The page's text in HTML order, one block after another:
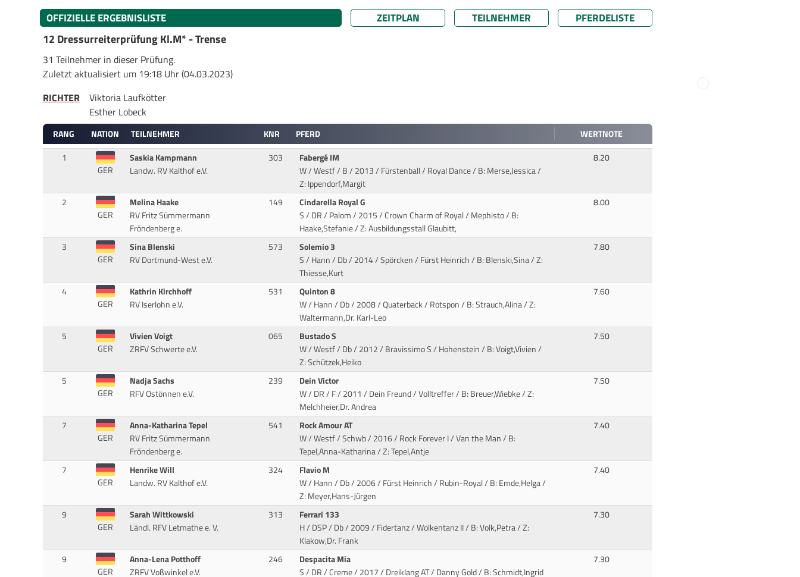
OFFIZIELLE ERGEBNISLISTE ZEITPLAN TEILNEHMER
PFERDELISTE
12 Dressurreiterprüfung Kl.M* - Trense
31 Teilnehmer in dieser Prüfung.
Zuletzt aktualisiert um 19:18 Uhr (04.03.2023)
RICHTER
Viktoria Laufkötter
Esther Lobeck
RANG NATION TEILNEHMER KNR PFERD
WERTNOTE
1
GER
Saskia Kampmann
Landw. RV Kalthof e.V.
303
Fabergé IM
W / Westf / B / 2013 / Fürstenball / Royal Dance/ B: Merse,Jessica /
Z: Ippendorf,Margit
8.20
2
GER
Melina Haake
RV Fritz Sümmermann
Fröndenberg e.
149
Cindarella Royal G
S / DR / Palom / 2015 / Crown Charm of Royal / Mephisto/ B:
Haake,Stefanie / Z: Ausbildungsstall Glaubitt,
8.00
3
GER
Sina Blenski
RV Dortmund-West e.V.
573
Solemio 3
S / Hann / Db / 2014 / Spörcken / Fürst Heinrich/ B: Blenski,Sina / Z:
Thiesse,Kurt
7.80
4
GER
Kathrin Kirchhoff
RV Iserlohn e.V.
531
Quinton 8
W / Hann / Db / 2008 / Quaterback / Rotspon/ B: Strauch,Alina / Z:
Waltermann,Dr. Karl-Leo
7.60
5
GER
Vivien Voigt
ZRFV Schwerte e.V.
065
Bustado S
W / Westf / Db / 2012 / Bravissimo S / Hohenstein/ B: Voigt,Vivien /
Z: Schützek,Heiko
7.50
5
GER
Nadja Sachs
RFV Ostönnen e.V.
239
Dein Victor
W / DR / F / 2011 / Dein Freund / Volltreffer/ B: Breuer,Wiebke / Z:
Melchheier,Dr. Andrea
7.50
7
GER
Anna-Katharina Tepel
RV Fritz Sümmermann
Fröndenberg e.
541
Rock Amour AT
W / Westf / Schwb / 2016 / Rock Forever I / Van the Man/ B:
Tepel,Anna-Katharina / Z: Tepel,Antje
7.40
7
GER
Henrike Will
Landw. RV Kalthof e.V.
324
Flavio M
W / Hann / Db / 2006 / Fürst Heinrich / Rubin-Royal/ B: Emde,Helga /
Z: Meyer,Hans-Jürgen
7.40
9
GER
Sarah Wittkowski
Ländl. RFV Letmathe e. V.
313
Ferrari 133
H / DSP / Db / 2009 / Fidertanz / Wolkentanz II/ B: Volk,Petra / Z:
Klakow,Dr. Frank
7.30
9
GER
Anna-Lena Potthoff
ZRFV Voßwinkel e.V.
246
Despacita Mia
S / DR / Creme / 2017 / Dreiklang AT / Danny Gold/ B: Schmidt,Ingrid
7.30